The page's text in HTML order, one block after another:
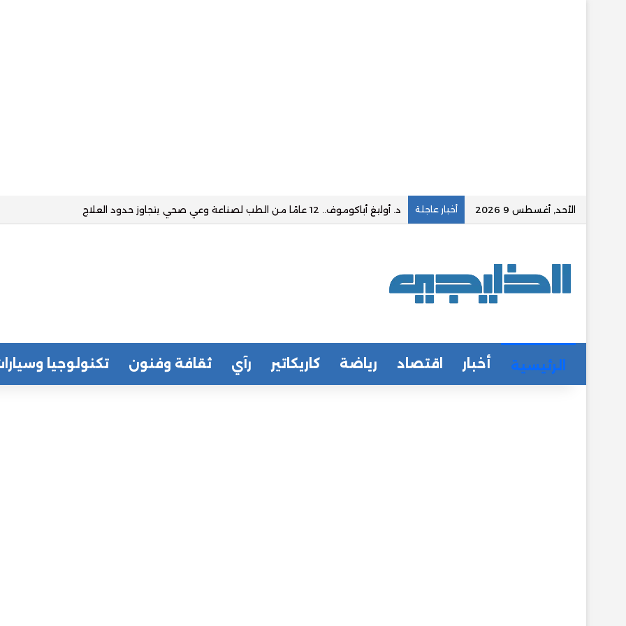
الأحد, أغسطس 9 2026 أخبار عاجلة Negusflex.. صانع المحتوى الذي حوّل الكوميديا إلى لغة عالمية
الرئيسية أخبار اقتصاد رياضة كاريكاتير رآي ثقافة وفنون تكنولوجيا